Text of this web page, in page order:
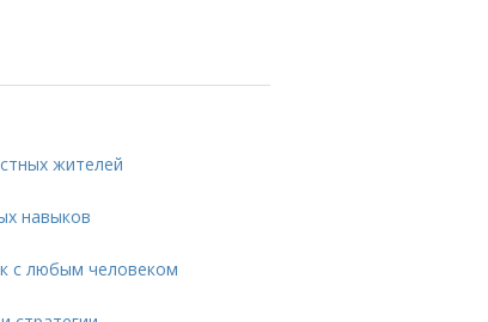
жителей
навыков
с любым человеком